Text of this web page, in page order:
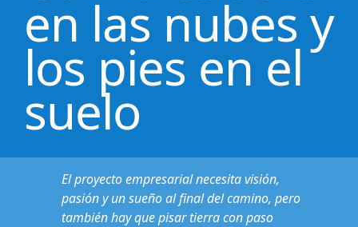
en las nubes y
los pies en el
suelo
El proyecto empresarial necesita visión,
pasión y un sueño al final del camino, pero
también hay que pisar tierra con paso